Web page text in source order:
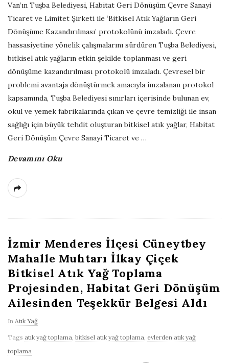
Van’ın Tuşba Belediyesi, Habitat Geri Dönüşüm Çevre Sanayi
Ticaret ve Limitet Şirketi ile ‘Bitkisel Atık Yağların Geri
Dönüşüme Kazandırılması’ protokolünü imzaladı. Çevre
hassasiyetine yönelik çalışmalarını sürdüren Tuşba Belediyesi,
bitkisel atık yağların etkin şekilde toplanması ve geri
dönüşüme kazandırılması protokolü imzaladı. Çevresel bir
problemi avantaja dönüştürmek amacıyla imzalanan protokol
kapsamında, Tuşba Belediyesi sınırları içerisinde bulunan ev,
okul ve yemek fabrikalarında çıkan ve çevre temizliği ile insan
sağlığı için büyük tehdit oluşturan bitkisel atık yağlar, Habitat
Geri Dönüşüm Çevre Sanayi Ticaret ve …
Devamını Oku
İzmir Menderes İlçesi Cüneytbey
Mahalle Muhtarı İlkay Çiçek
Bitkisel Atık Yağ Toplama
Projesinden, Habitat Geri Dönüşüm
Ailesinden Teşekkür Belgesi Aldı
In Atık Yağ
Tags atık yağ toplama, bitkisel atık yağ toplama, evlerden atık yağ
toplama